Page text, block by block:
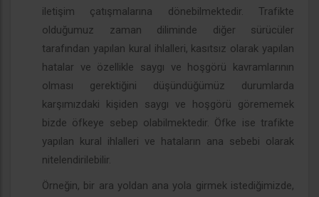
iletişim çatışmalarına dönebilmektedir. Trafikte
olduğumuz zaman diliminde diğer sürücüler
tarafından yapılan kural ihlalleri, kasıtsız olarak yapılan
hatalar ve özellikle saygı ve hoşgörü kavramlarının
olması gerektiğini düşündüğümüz durumlarda
karşımızdaki kişiden saygı ve hoşgörü görememek
bizde öfkeye sebep olabilmektedir. Öfke ise trafikte
yapılan kural ihlalleri ve hataların ana sebebi olarak
nitelendirilebilir.
Örneğin, bir ara yoldan ana yola girmek istediğimizde,